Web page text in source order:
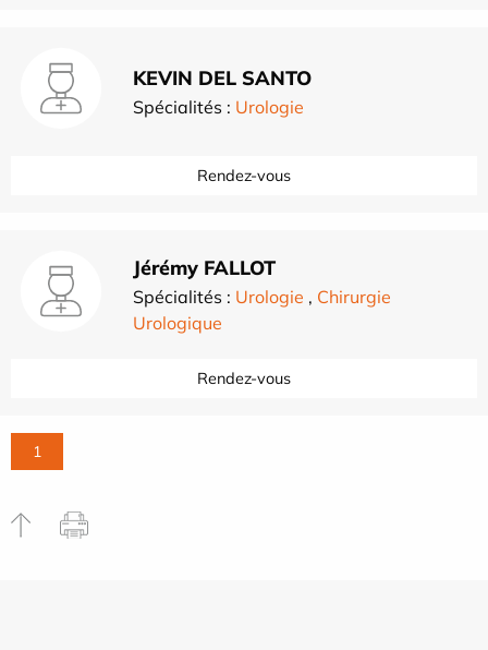
KEVIN DEL SANTO
Spécialités : Urologie
Rendez-vous
Jérémy FALLOT
Spécialités : Urologie , Chirurgie
Urologique
Rendez-vous
1